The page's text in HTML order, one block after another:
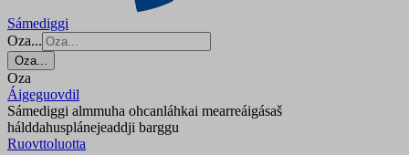
Sámediggi
Oza...
Oza...
Oza
Áigeguovdil
Sámediggi almmuha ohcanláhkai mearreáigásaš
hálddahusplánejeaddji barggu
Ruovttoluotta